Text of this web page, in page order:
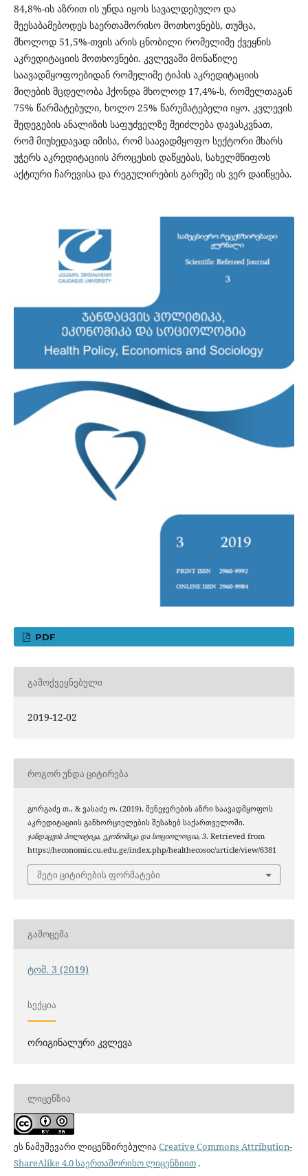
84,8%-ის აზრით ის უნდა იყოს სავალდებულო და
შეესაბამებოდეს საერთაშორისო მოთხოვნებს, თუმცა,
მხოლოდ 51,5%-თვის არის ცნობილი რომელიმე ქვეყნის
აკრედიტაციის მოთხოვნები. კვლევაში მონაწილე
საავადმყოფოებიდან რომელიმე ტიპის აკრედიტაციის
მიღების მცდელობა ჰქონდა მხოლოდ 17,4%-ს, რომელთაგან
75% წარმატებული, ხოლო 25% წარუმატებელი იყო. კვლევის
შედეგების ანალიზის საფუძველზე შეიძლება დავასკვნათ,
რომ მიუხედავად იმისა, რომ საავადმყოფო სექტორი მხარს
უჭერს აკრედიტაციის პროცესის დაწყებას, სახელმწიფოს
აქტიური ჩარევისა და რეგულირების გარეშე ის ვერ დაიწყება.
PDF
ᲒᲐᲛᲝᲥᲕᲔᲧᲜᲔᲑᲣᲚᲘ
2019-12-02
ᲠᲝᲒᲝᲠ ᲣᲜᲓᲐ ᲪᲘᲢᲘᲠᲔᲑᲐ
გორგაძე თ., & ვასაძე ო. (2019). მენეჯერების აზრი საავადმყოფოს
აკრედიტაციის განხორციელების შესახებ საქართველოში.
ჯანდაცვის პოლიტიკა, ეკონომიკა და სოციოლოგია, 3. Retrieved from
https://heconomic.cu.edu.ge/index.php/healthecosoc/article/view/6381
მეტი ციტირების ფორმატები
ᲒᲐᲛᲝᲪᲔᲛᲐ
ტომ. 3 (2019)
ᲡᲔᲥᲪᲘᲐ
ორიგინალური კვლევა
ᲚᲘᲪᲔᲜᲖᲘᲐ
ეს ნამუშევარი ლიცენზირებულია Creative Commons Attribution-
ShareAlike 4.0 საერთაშორისო ლიცენზიით.